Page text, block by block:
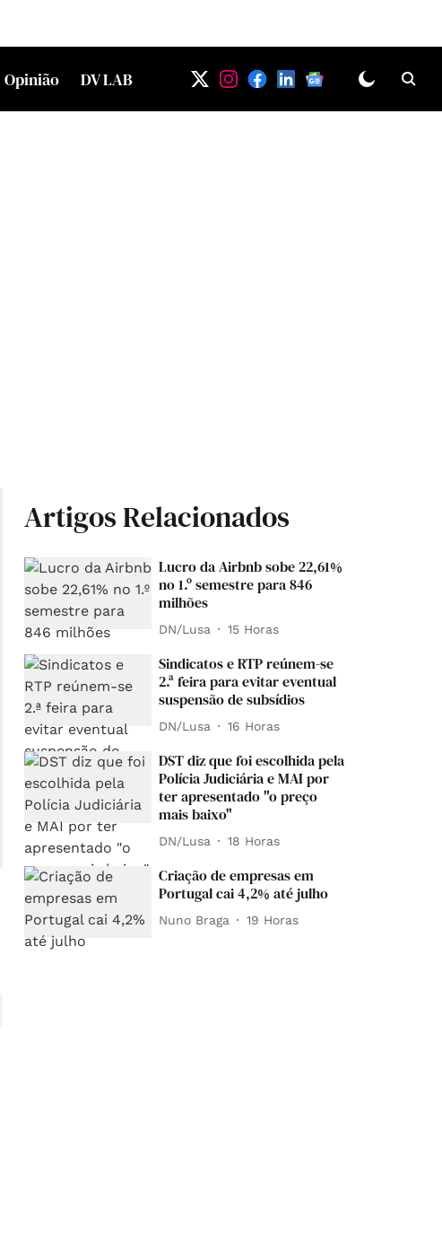
Opinião DV LAB
Artigos Relacionados
Lucro da Airbnb sobe 22,61%
no 1.º semestre para 846
milhões
DN/Lusa 15 Horas
Sindicatos e RTP reúnem-se
2.ª feira para evitar eventual
suspensão de subsídios
DN/Lusa 16 Horas
DST diz que foi escolhida pela
Polícia Judiciária e MAI por
ter apresentado "o preço
mais baixo"
DN/Lusa 18 Horas
Criação de empresas em
Portugal cai 4,2% até julho
Nuno Braga 19 Horas